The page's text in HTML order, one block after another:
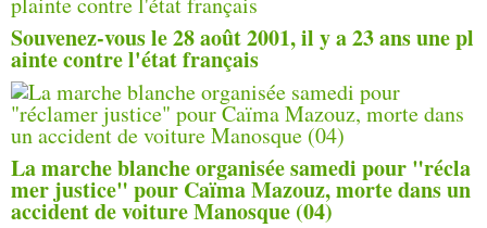
Souvenez-vous le 28 août 2001, il y a 23 ans une pl
ainte contre l'état français
La marche blanche organisée samedi pour "récla
mer justice" pour Caïma Mazouz, morte dans un
accident de voiture Manosque (04)